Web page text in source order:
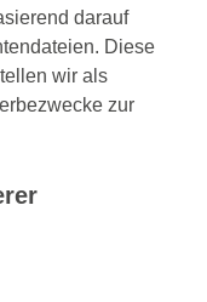
darauf
Diese
wir als
zur